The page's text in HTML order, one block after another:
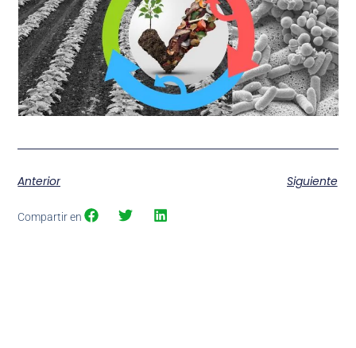
Anterior Siguiente
Compartir en